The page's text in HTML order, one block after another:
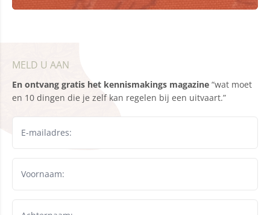
MELD U AAN
En ontvang gratis het kennismakings magazine “wat moet
en 10 dingen die je zelf kan regelen bij een uitvaart.”